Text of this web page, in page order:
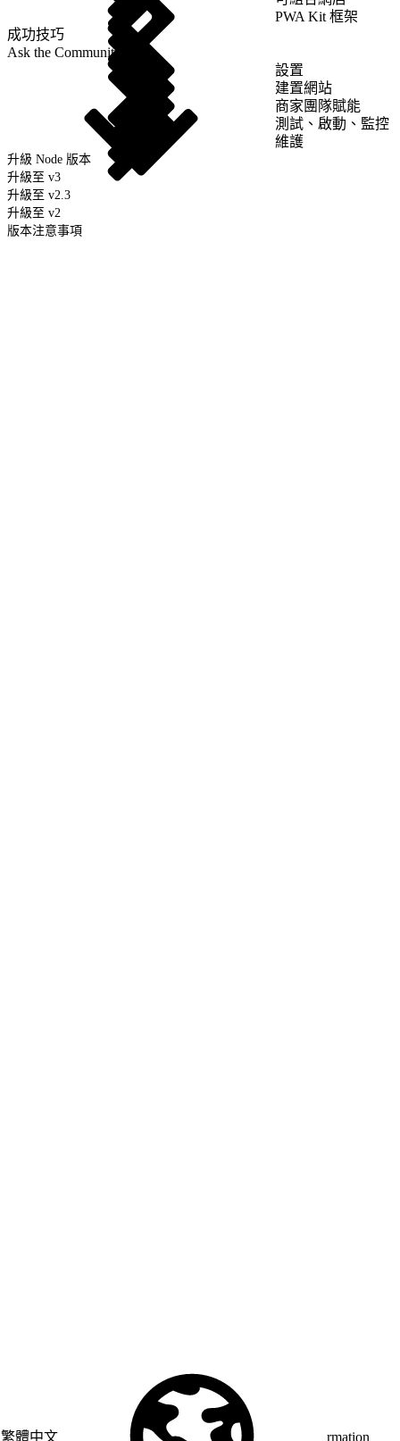
PWA Kit 框架
成功技巧
Ask the Community
設置
建置網站
商家團隊賦能
測試、啟動、監控
維護
升級 Node 版本
升級至 v3
升級至 v2.3
升級至 v2
版本注意事項
繁體中文
© Copyright 2026 Salesforce, Inc.All rights reserved
trademarks held by their respective owners. Salesforce, Inc.
Salesforce Tower, 415 Mission Street, 3rd Floor, San Francisco, CA
LegalTerms of Service API Terms of Service Privacy Information